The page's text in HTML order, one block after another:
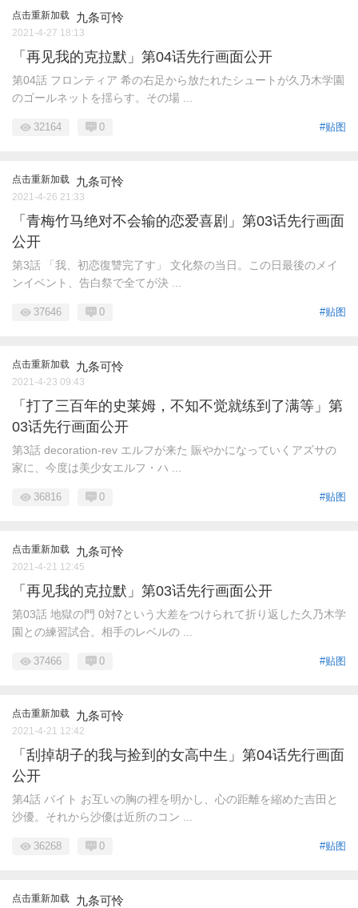
点击重新加载 九条可怜
2021-4-27 18:13
「再见我的克拉默」第04话先行画面公开
第04話 フロンティア 希の右足から放たれたシュートが久乃木学園
のゴールネットを揺らす。その場 ...
#贴图
32164 0
点击重新加载 九条可怜
2021-4-26 21:33
「青梅竹马绝对不会输的恋爱喜剧」第03话先行画面
公开
第3話 「我、初恋復讐完了す」 文化祭の当日。この日最後のメイ
ンイベント、告白祭で全てが決 ...
#贴图
37646 0
点击重新加载 九条可怜
2021-4-23 09:43
「打了三百年的史莱姆，不知不觉就练到了满等」第
03话先行画面公开
第3話 decoration-rev エルフが来た 賑やかになっていくアズサの
家に、今度は美少女エルフ・ハ ...
#贴图
36816 0
点击重新加载 九条可怜
2021-4-21 12:45
「再见我的克拉默」第03话先行画面公开
第03話 地獄の門 0対7という大差をつけられて折り返した久乃木学
園との練習試合。相手のレベルの ...
#贴图
37466 0
点击重新加载 九条可怜
2021-4-21 12:42
「刮掉胡子的我与捡到的女高中生」第04话先行画面
公开
第4話 バイト お互いの胸の裡を明かし、心の距離を縮めた吉田と
沙優。それから沙優は近所のコン ...
#贴图
36268 0
点击重新加载 九条可怜